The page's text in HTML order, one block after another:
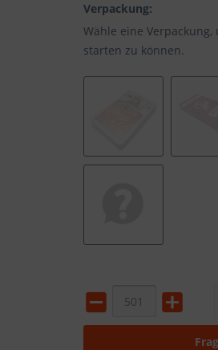
Verpackung:
Wähle eine
starten zu können.